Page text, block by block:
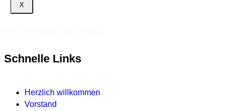
X
Schnelle Links
Herzlich willkommen
Vorstand